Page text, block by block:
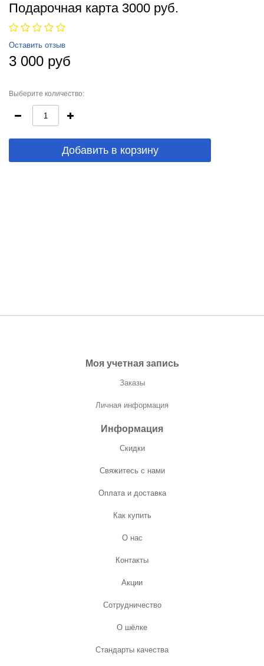
Подарочная карта 3000 руб.
Оставить отзыв
3 000 руб
Выберите количество:
Добавить в корзину
Моя учетная запись
Заказы
Личная информация
Информация
Скидки
Свяжитесь с нами
Оплата и доставка
Как купить
О нас
Контакты
Акции
Сотрудничество
О шёлке
Стандарты качества